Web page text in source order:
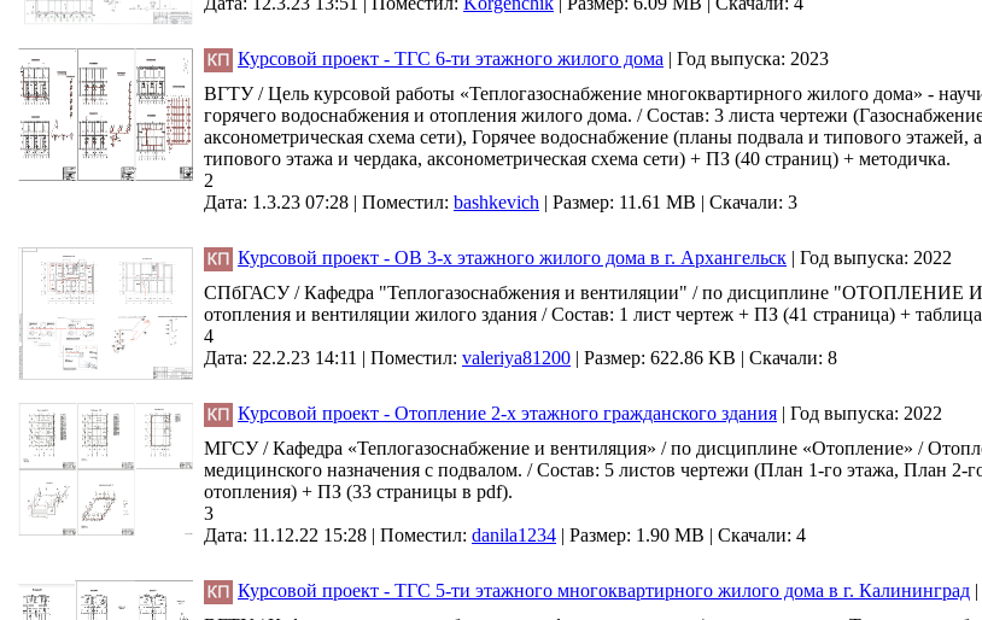
Курсовой проект - ТГС 6-ти этажного жилого дома | Год выпуска: 2023
ВГТУ / Цель курсовой работы «Теплогазоснабжение многоквартирного жилого дома» -
горячего водоснабжения и отопления жилого дома. / Состав: 3 листа чертежи
аксонометрическая схема сети), Горячее водоснабжение (планы подвала и типового
типового этажа и чердака, аксонометрическая схема сети) + ПЗ (40 страниц) + методичка.
2
Дата: 1.3.23 07:28 | Поместил: bashkevich | Размер: 11.61 MB | Скачали: 3
Курсовой проект - ОВ 3-х этажного жилого дома в г. Архангельск | Год выпуска: 2022
СПбГАСУ / Кафедра "Теплогазоснабжения и вентиляции" / по дисциплине "ОТОПЛЕНИЕ
отопления и вентиляции жилого здания / Состав: 1 лист чертеж + ПЗ (41 страница) + таблица
4
Дата: 22.2.23 14:11 | Поместил: valeriya81200 | Размер: 622.86 KB | Скачали: 8
Курсовой проект - Отопление 2-х этажного гражданского здания | Год выпуска: 2022
МГСУ / Кафедра «Теплогазоснабжение и вентиляция» / по дисциплине «Отопление» /
медицинского назначения с подвалом. / Состав: 5 листов чертежи (План 1-го этажа, План
отопления) + ПЗ (33 страницы в pdf).
3
Дата: 11.12.22 15:28 | Поместил: danila1234 | Размер: 1.90 MB | Скачали: 4
Курсовой проект - ТГС 5-ти этажного многоквартирного жилого дома в г. Калининград |